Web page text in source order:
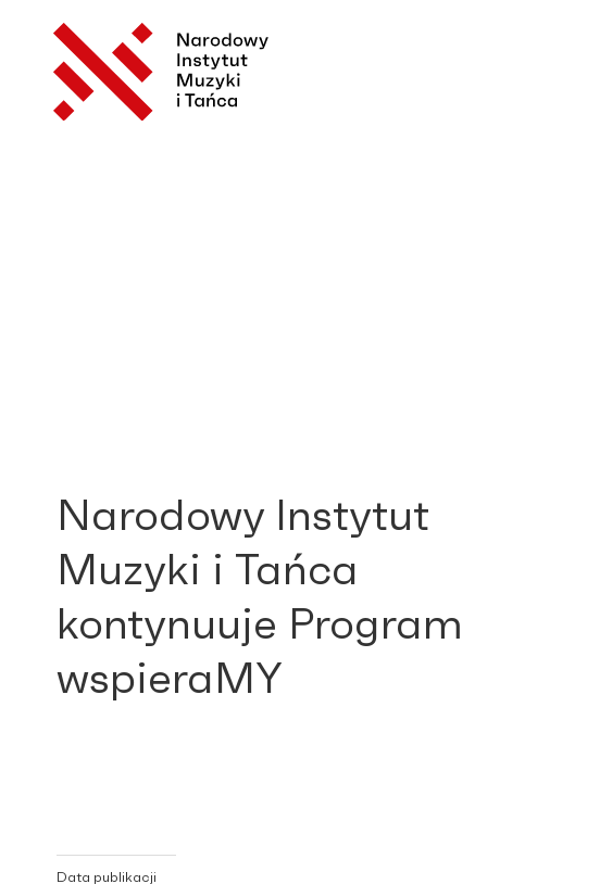
Narodowy Instytut
Muzyki i Tańca
kontynuuje Program
wspieraMY
Data publikacji